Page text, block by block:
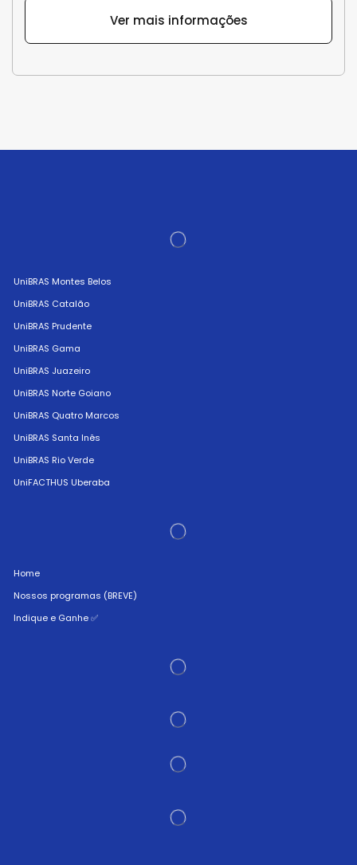
Ver mais informações
UniBRAS Montes Belos
UniBRAS Catalão
UniBRAS Prudente
UniBRAS Gama
UniBRAS Juazeiro
UniBRAS Norte Goiano
UniBRAS Quatro Marcos
UniBRAS Santa Inês
UniBRAS Rio Verde
UniFACTHUS Uberaba
Home
Nossos programas (BREVE)
Indique e Ganhe ✅